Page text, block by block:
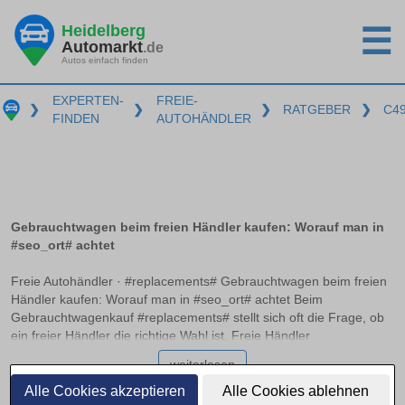
Alle Cookies akzeptieren Alle Cookies ablehnen
Heidelberg
Automarkt.de
Autos einfach finden ☰
❯
EXPERTEN-
FINDEN
❯
FREIE-
AUTOHÄNDLER
❯ RATGEBER ❯
Gebrauchtwagen beim freien Händler kaufen: Worauf man in
#seo_ort# achtet
Freie Autohändler · #replacements# Gebrauchtwagen beim freien
Händler kaufen: Worauf man in #seo_ort# achtet Beim
Gebrauchtwagenkauf #replacements# stellt sich oft die Frage, ob
ein freier Händler die richtige Wahl ist. Freie Händler
unterscheiden sich von traditionellen Autohäusern, da sie meist
flexibler in Preisgestaltung und Fahrzeugangebot sind. Doch
Käufer müssen ihre Rechte kennen und die Fahrzeughistorie
weiterlesen